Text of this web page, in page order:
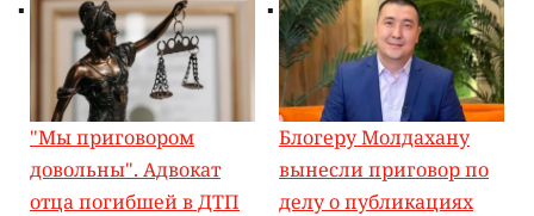
"Мы приговором
довольны". Адвокат
отца погибшей в ДТП
Блогеру Молдахану
вынесли приговор по
делу о публикациях